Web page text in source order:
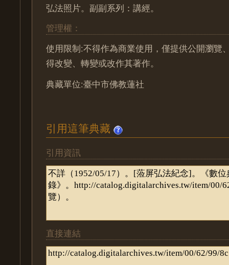
弘法照片。副副系列：講經。
管理權：
使用限制:不得作為商業使用，僅提供公開瀏覽
得改變、轉變或改作其著作。
典藏單位:臺中市佛教蓮社
引用這筆典藏
引用資訊
直接連結